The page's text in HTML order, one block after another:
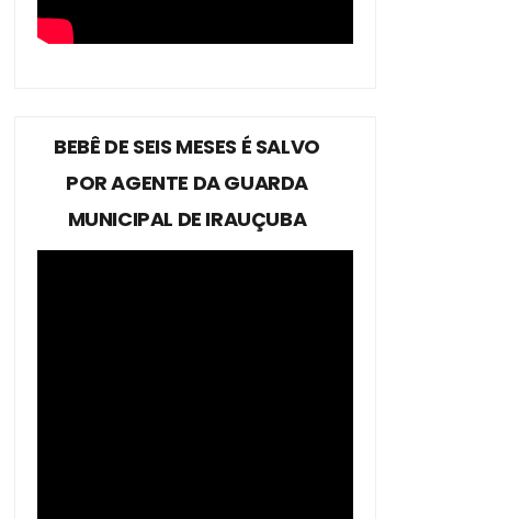
BEBÊ DE SEIS MESES É SALVO
POR AGENTE DA GUARDA
MUNICIPAL DE IRAUÇUBA